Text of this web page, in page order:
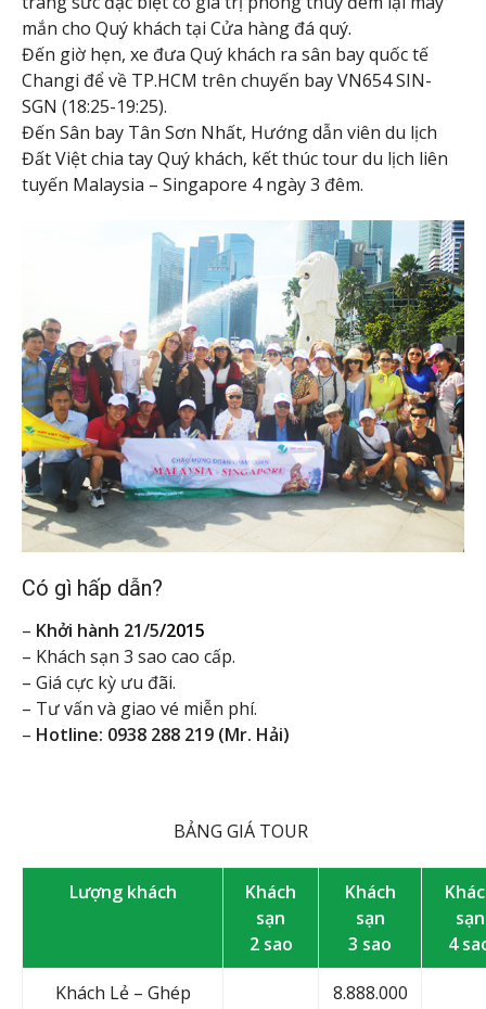
mắn cho Quý khách tại Cửa hàng đá quý.
Đến giờ hẹn, xe đưa Quý khách ra sân bay quốc tế
Changi để về TP.HCM trên chuyến bay VN654 SIN-
SGN (18:25-19:25).
Đến Sân bay Tân Sơn Nhất, Hướng dẫn viên du lịch
Đất Việt chia tay Quý khách, kết thúc tour du lịch liên
tuyến Malaysia – Singapore 4 ngày 3 đêm.
Có gì hấp dẫn?
– Khởi hành 21/5/2015
– Khách sạn 3 sao cao cấp.
– Giá cực kỳ ưu đãi.
– Tư vấn và giao vé miễn phí.
– Hotline: 0938 288 219 (Mr. Hải)
BẢNG GIÁ TOUR
Lượng khách
Khách
sạn
2 sao
Khách
sạn
3 sao
sạn
4
Khách Lẻ – Ghép
8.888.000